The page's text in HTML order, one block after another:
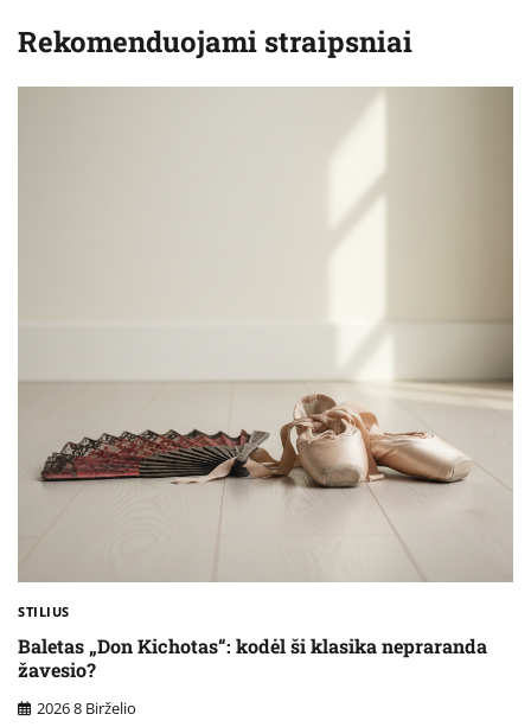
Rekomenduojami straipsniai
STILIUS
Baletas „Don Kichotas“: kodėl ši klasika nepraranda
žavesio?
2026 8 Birželio